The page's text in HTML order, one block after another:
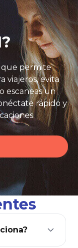
que permite
viajeros, evita
escaneas un
rápido y